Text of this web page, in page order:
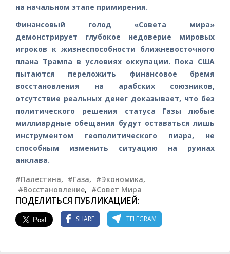
на начальном этапе примирения.
Финансовый голод «Совета мира»
демонстрирует глубокое недоверие мировых
игроков к жизнеспособности ближневосточного
плана Трампа в условиях оккупации. Пока США
пытаются переложить финансовое бремя
восстановления на арабских союзников,
отсутствие реальных денег доказывает, что без
политического решения статуса Газы любые
миллиардные обещания будут оставаться лишь
инструментом геополитического пиара, не
способным изменить ситуацию на руинах
анклава.
#Палестина, #Газа, #Экономика,
#Восстановление, #Совет Мира
ПОДЕЛИТЬСЯ ПУБЛИКАЦИЕЙ:
SHARE TELEGRAM